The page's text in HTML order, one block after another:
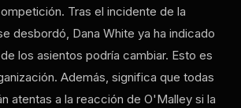
Tras el incidente de la
desbordó, Dana White ya ha indicado
los asientos podría cambiar. Esto es
Además, significa que todas
atentas a la reacción de O'Malley si la